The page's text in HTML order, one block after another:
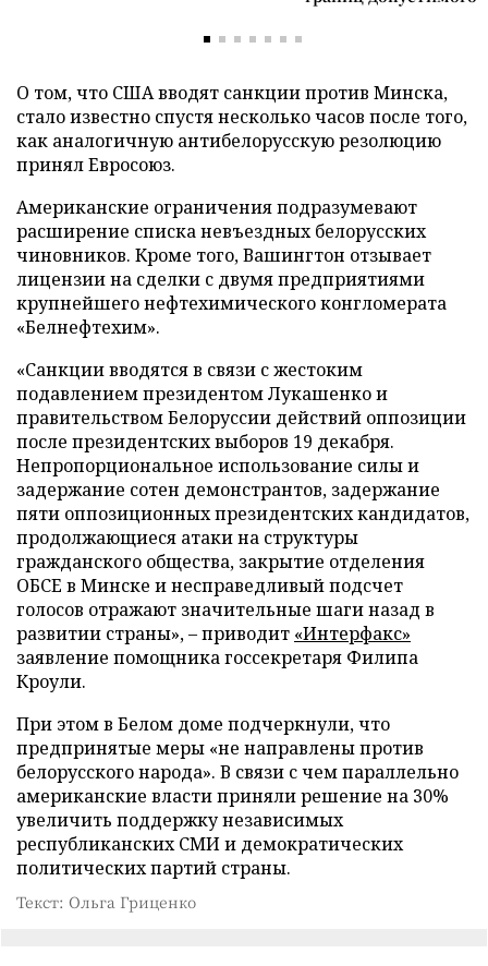
О том, что США вводят санкции против Минска,
стало известно спустя несколько часов после того,
как аналогичную антибелорусскую резолюцию
принял Евросоюз.
Американские ограничения подразумевают
расширение списка невъездных белорусских
чиновников. Кроме того, Вашингтон отзывает
лицензии на сделки с двумя предприятиями
крупнейшего нефтехимического конгломерата
«Белнефтехим».
«Санкции вводятся в связи с жестоким
подавлением президентом Лукашенко и
правительством Белоруссии действий оппозиции
после президентских выборов 19 декабря.
Непропорциональное использование силы и
задержание сотен демонстрантов, задержание
пяти оппозиционных президентских кандидатов,
продолжающиеся атаки на структуры
гражданского общества, закрытие отделения
ОБСЕ в Минске и несправедливый подсчет
голосов отражают значительные шаги назад в
развитии страны», – приводит «Интерфакс»
заявление помощника госсекретаря Филипа
Кроули.
При этом в Белом доме подчеркнули, что
предпринятые меры «не направлены против
белорусского народа». В связи с чем параллельно
американские власти приняли решение на 30%
увеличить поддержку независимых
республиканских СМИ и демократических
политических партий страны.
Текст: Ольга Гриценко